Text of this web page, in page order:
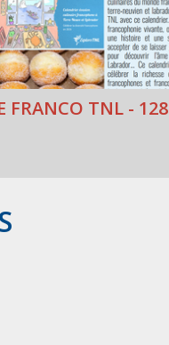
FRANCO TNL - 128